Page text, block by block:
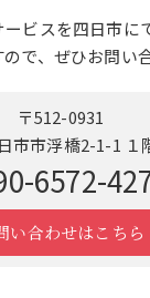
ビスを四日市
で、ぜひお問い
〒512-0931
市市浮橋2-1-1 １
6572-
い合わせはこちら